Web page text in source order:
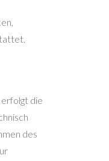
die
des